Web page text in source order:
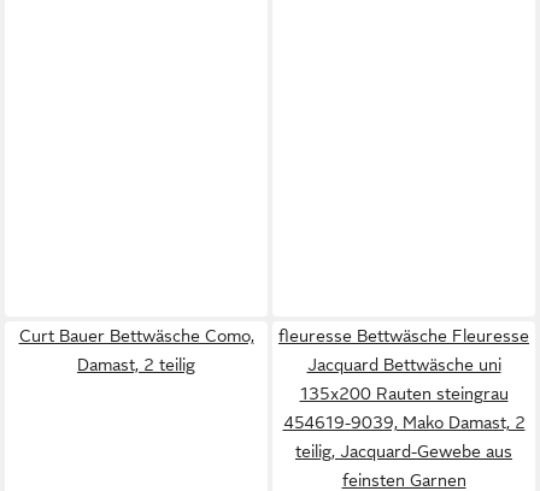
Curt Bauer Bettwäsche Como,
Damast, 2 teilig
fleuresse Bettwäsche Fleuresse
Jacquard Bettwäsche uni
135x200 Rauten steingrau
454619-9039, Mako Damast, 2
teilig, Jacquard-Gewebe aus
feinsten Garnen